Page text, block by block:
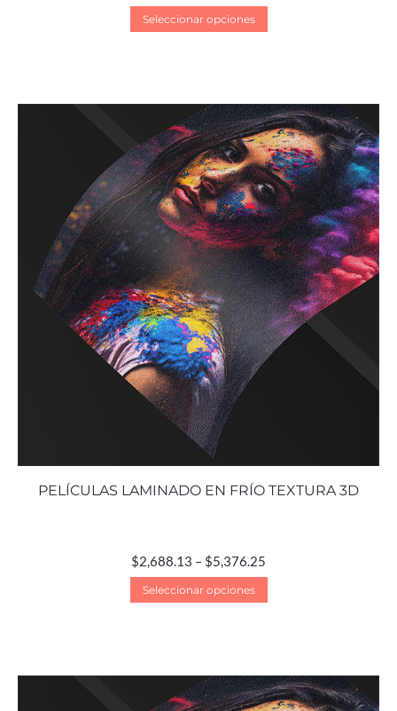
Seleccionar opciones
PELÍCULAS LAMINADO EN FRÍO TEXTURA 3D
$2,688.13 – $5,376.25
Seleccionar opciones